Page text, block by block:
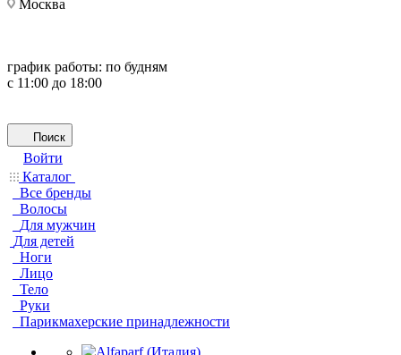
Москва
график работы: по будням
с 11:00 до 18:00
Поиск
Войти
Каталог
Все бренды
Волосы
Для мужчин
Для детей
Ноги
Лицо
Тело
Руки
Парикмахерские принадлежности